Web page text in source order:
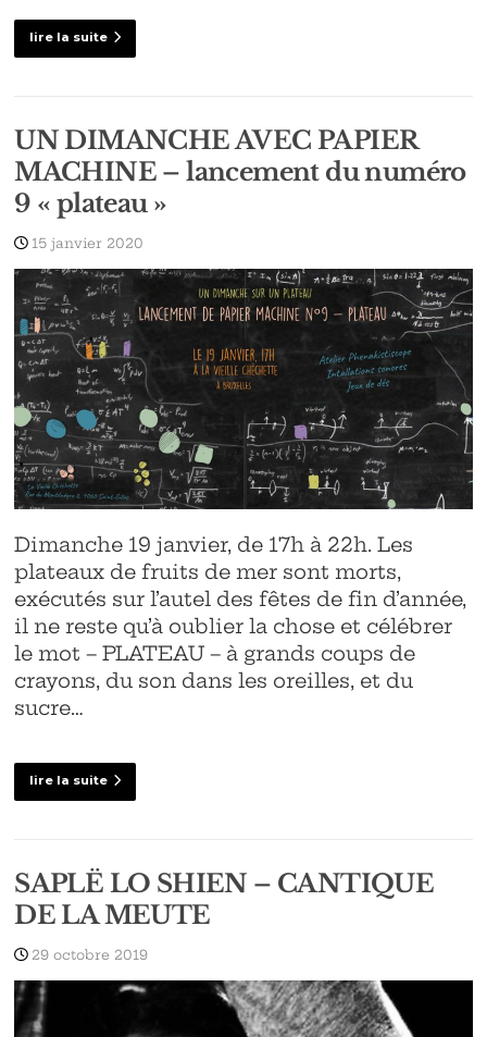
lire la suite
UN DIMANCHE AVEC PAPIER
MACHINE – lancement du numéro
9 « plateau »
15 janvier 2020
Dimanche 19 janvier, de 17h à 22h. Les
plateaux de fruits de mer sont morts,
exécutés sur l’autel des fêtes de fin d’année,
il ne reste qu’à oublier la chose et célébrer
le mot – PLATEAU – à grands coups de
crayons, du son dans les oreilles, et du
sucre…
lire la suite
SAPLË LO SHIEN – CANTIQUE
DE LA MEUTE
29 octobre 2019